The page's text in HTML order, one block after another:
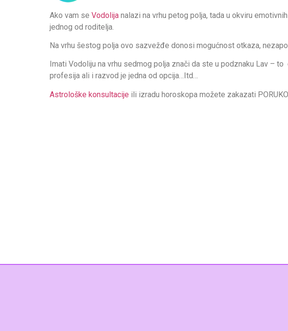
Ako vam se Vodolija nalazi na vrhu petog polja, tada u okviru
jednog od roditelja.
Na vrhu šestog polja ovo sazvežđe donosi mogućnost otkaza,
Imati Vodoliju na vrhu sedmog polja znači da ste u podznaku Lav –
profesija ali i razvod je jedna od opcija…Itd…
Astrološke konsultacije ili izradu horoskopa možete zakazati